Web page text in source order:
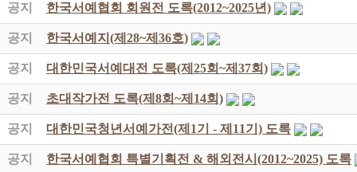
공지 한국서예협회 회원전 도록(2012~2025년)
공지 한국서예지(제28~제36호)
공지 대한민국서예대전 도록(제25회~제37회)
공지 초대작가전 도록(제8회~제14회)
공지 대한민국청년서예가전(제1기 - 제11기) 도록
공지 한국서예협회 특별기획전 & 해외전시(2012~2025) 도록